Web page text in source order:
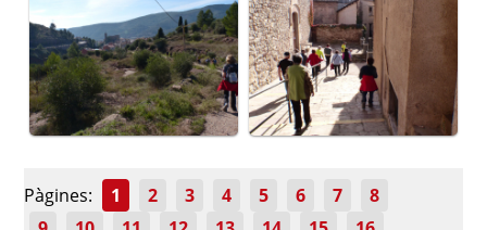
Pàgines: 1 2 3 4 5 6 7
8